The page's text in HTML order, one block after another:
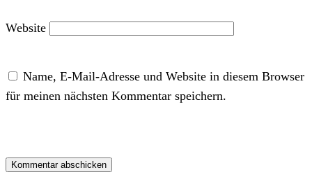
Website
Name, E-Mail-Adresse und Website in diesem Browser
für meinen nächsten Kommentar speichern.